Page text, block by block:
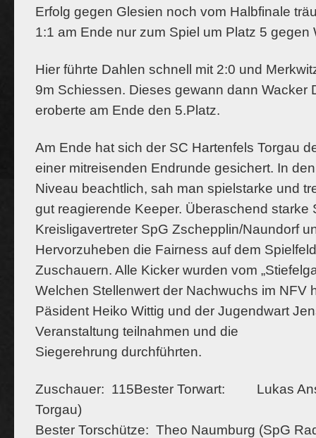
Erfolg gegen Glesien noch vom Halbfinale
1:1 am Ende nur zum Spiel um Platz 5 gegen
Hier führte Dahlen schnell mit 2:0 und
9m Schiessen. Dieses gewann dann Wacker
eroberte am Ende den 5.Platz.
Am Ende hat sich der SC Hartenfels Torgau
einer mitreisenden Endrunde gesichert. In
Niveau beachtlich, sah man spielstarke und
gut reagierende Keeper. Überaschend starke
Kreisligavertreter SpG Zschepplin/Naundorf
Hervorzuheben die Fairness auf dem
Zuschauern. Alle Kicker wurden vom
Welchen Stellenwert der Nachwuchs im NFV
Päsident Heiko Wittig und der Jugendwart
Veranstaltung teilnahmen und die
Siegerehrung durchführten.
Zuschauer: 115Bester Torwart: Lukas
Torgau)
Bester Torschütze: Theo Naumburg (SpG